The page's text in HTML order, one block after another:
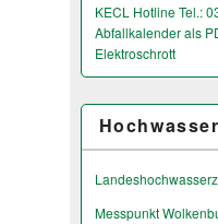
KECL Hotline Tel.:
Abfallkalender als
Elektroschrott
Messpunkt